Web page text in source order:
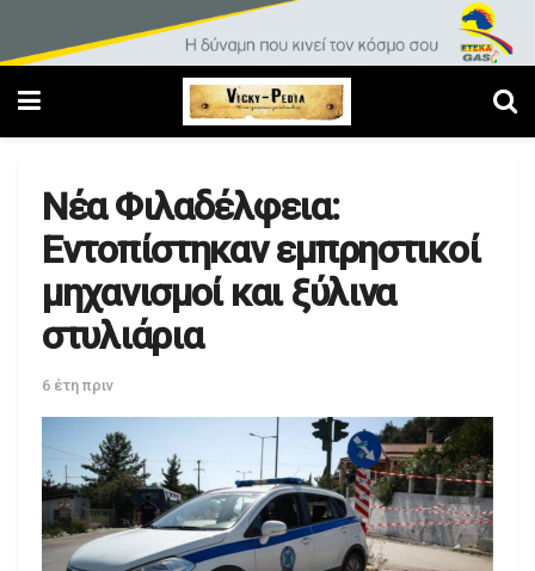
Νέα Φιλαδέλφεια:
Εντοπίστηκαν εμπρηστικοί
μηχανισμοί και ξύλινα
στυλιάρια
6 έτη πριν